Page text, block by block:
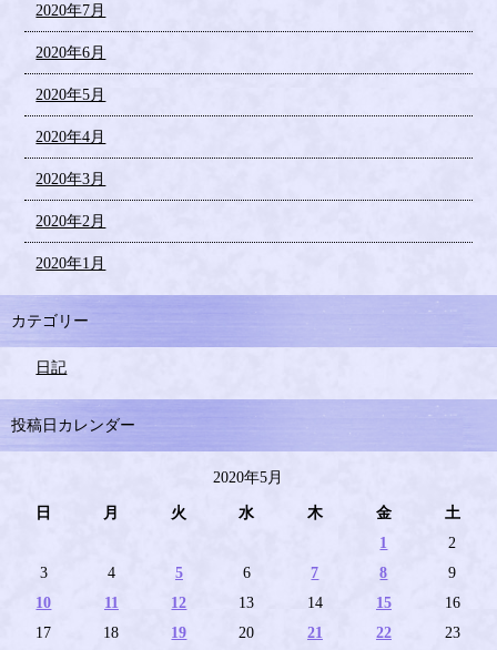
2020年7月
2020年6月
2020年5月
2020年4月
2020年3月
2020年2月
2020年1月
カテゴリー
日記
投稿日カレンダー
2020年5月
日 月 火 水 木 金
土
1
2
3
4 5 6 7 8
9
10
11 12 13 14 15
16
17
18 19 20 21 22 23